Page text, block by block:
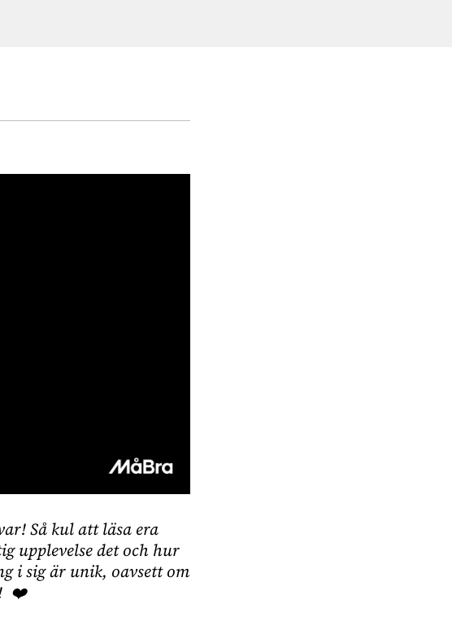
Så kul att läsa era
upplevelse det och hur
i sig är unik, oavsett om
❤️